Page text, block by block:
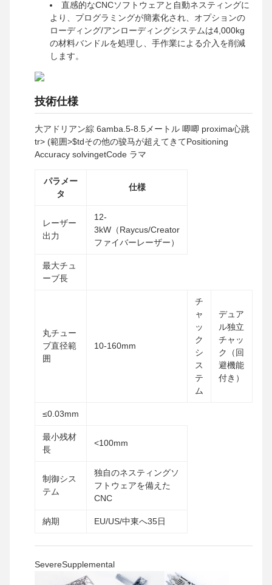
直感的なCNCソフトウェアと自動ネスティングに
より、プログラミングが簡素化され、オプションの
ローディング/アンローディングシステムは4,000kg
の材料バンドルを処理し、手作業による介入を削減
します。
技術仕様
大アドリアン綜 6amba.5-8.5メートル 唧唧 proxima心跳
tr> (範囲>$tdその他の骏马が超えてきてPositioning
Accuracy solvingetCode ラマ
パラメー
タ
仕様
レーザー
出力
12-
3kW（Raycus/Creator
ファイバーレーザー）
最大チュ
ーブ長
丸チュー
ブ直径範
囲
10-160mm
チ
ャ
ッ
ク
シ
ス
テ
ム
デュア
ル独立
チャッ
ク（回
避機能
付き）
≤0.03mm
最小残材
長
<100mm
制御シス
テム
独自のネスティングソ
フトウェアを備えた
CNC
納期 EU/US/中東へ35日
SevereSupplemental